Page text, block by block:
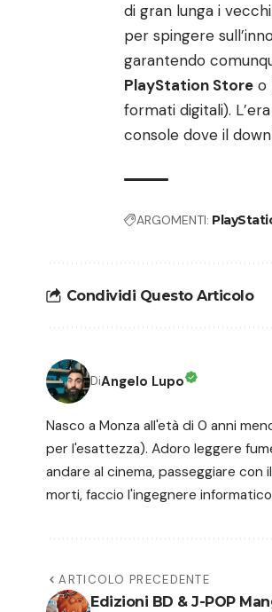
di gran lunga i
per spingere
garantendo
PlayStation Store o
formati digitali).
console dove il
ARGOMENTI:
Condividi Questo Articolo
DiAngelo Lupo
Nasco a Monza all'età di 0 anni
per l'esattezza). Adoro leggere
andare al cinema, passeggiare con
morti, faccio l'ingegnere
ARTICOLO PRECEDENTE
Edizioni BD & J-POP